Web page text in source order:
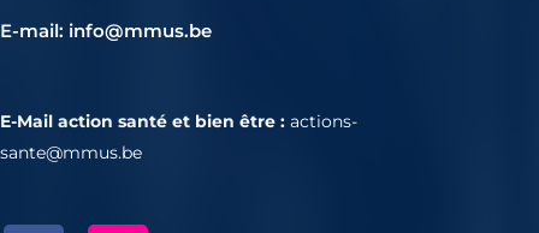
E-mail: info@mmus.be
E-Mail action santé et bien être : actions-
sante@mmus.be